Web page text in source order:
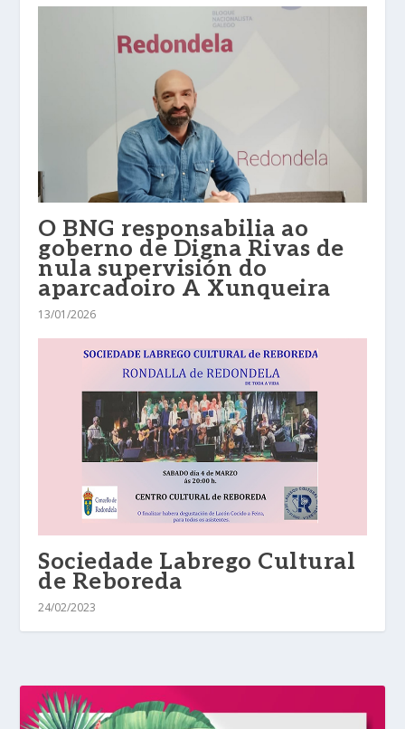
O BNG responsabilia ao
goberno de Digna Rivas de
nula supervisión do
aparcadoiro A Xunqueira
13/01/2026
Sociedade Labrego Cultural
de Reboreda
24/02/2023